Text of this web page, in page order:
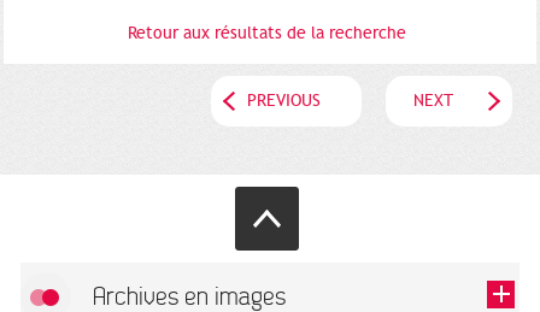
Retour aux résultats de la recherche
PREVIOUS NEXT
Archives en images